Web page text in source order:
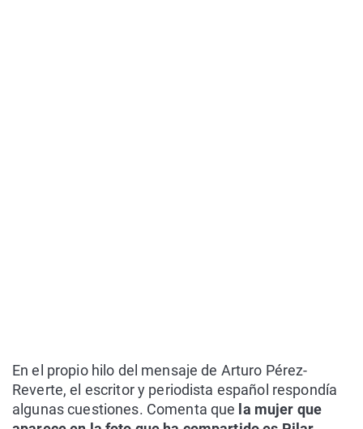
En el propio hilo del mensaje de Arturo Pérez-
Reverte, el escritor y periodista español respondía
algunas cuestiones. Comenta que la mujer que